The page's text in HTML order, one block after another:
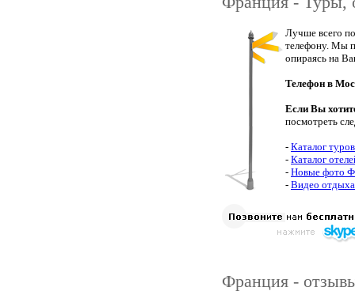
Лучше всего
телефону. Мы
опираясь на
Телефон в
Если Вы
посмотреть
- Каталог
- Каталог
- Новые фото
- Видео
Франция -